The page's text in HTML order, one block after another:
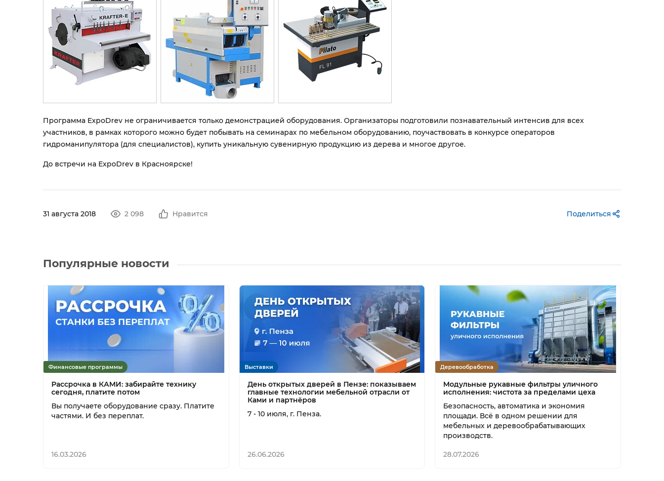
Программа ExpoDrev не ограничивается только демонстрацией оборудования. Организаторы подготовили познавательный интенсив для всех
участников, в рамках которого можно будет побывать на семинарах по мебельном оборудованию, поучаствовать в конкурсе операторов
гидроманипулятора (для специалистов), купить уникальную сувенирную продукцию из дерева и многое другое.
До встречи на ExpoDrev в Красноярске!
31 августа 2018 2 098 Нравится Поделиться
Популярные новости
Финансовые программы
Рассрочка в КАМИ: забирайте технику
сегодня, платите потом
Вы получаете оборудование сразу. Платите
частями. И без переплат.
16.03.2026
Выставки
День открытых дверей в Пензе: показываем
главные технологии мебельной отрасли от
Ками и партнёров
7 - 10 июля, г. Пенза.
26.06.2026
Деревообработка
Модульные рукавные фильтры уличного
исполнения: чистота за пределами цеха
Безопасность, автоматика и экономия
площади. Всё в одном решении для
мебельных и деревообрабатывающих
производств.
28.07.2026